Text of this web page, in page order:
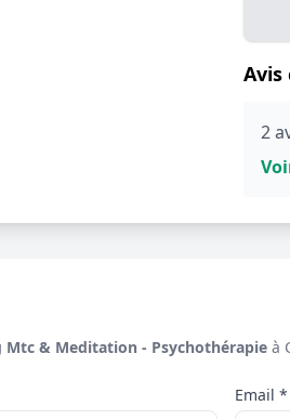
Avis
2
Mtc & Meditation - Psychothérapie à
Email *